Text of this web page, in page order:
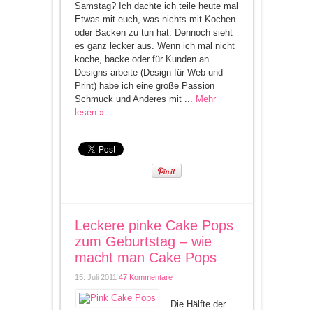
Samstag? Ich dachte ich teile heute mal
Etwas mit euch, was nichts mit Kochen
oder Backen zu tun hat. Dennoch sieht
es ganz lecker aus. Wenn ich mal nicht
koche, backe oder für Kunden an
Designs arbeite (Design für Web und
Print) habe ich eine große Passion
Schmuck und Anderes mit ... Mehr
lesen »
Leckere pinke Cake Pops
zum Geburtstag – wie
macht man Cake Pops
15. Juli 2011 47 Kommentare
Die Hälfte der